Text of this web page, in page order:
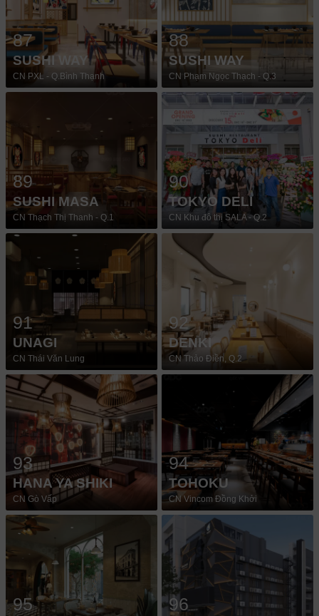
87
SUSHI WAY
CN PXL - Q.Bình Thạnh
88
SUSHI WAY
CN Phạm Ngọc Thạch - Q.3
89
SUSHI MASA
CN Thạch Thị Thanh - Q.1
90
TOKYO DELI
CN Khu đô thị SALA - Q.2
91
UNAGI
CN Thái Văn Lung
92
DENKI
CN Thảo Điền, Q.2
93
HANA YA SHIKI
CN Gò Vấp
94
TOHOKU
CN Vincom Đồng Khởi
95 96